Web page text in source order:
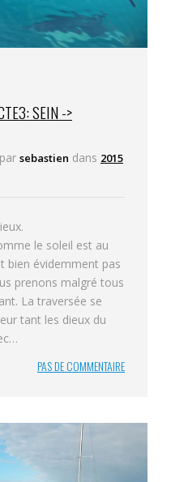
SEIN ->
sebastien dans 2015
le soleil est au
bien évidemment pas
prenons malgré tous
La traversée se
tant les dieux du
PAS DE COMMENTAIRE